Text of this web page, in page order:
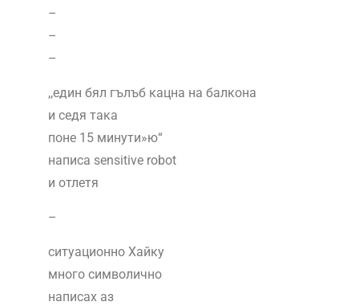
–
–
–
,,един бял гълъб кацна на балкона
и седя така
поне 15 минути»ю“
написа sensitive robot
и отлетя
–
ситуационно Хайку
много символично
написах аз